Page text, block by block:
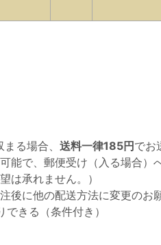
まる場合、 送料一律185円でお
で、郵便受け（入る場合）
は承れません。）
に他の配送方法に変更のお
きる（条件付き）